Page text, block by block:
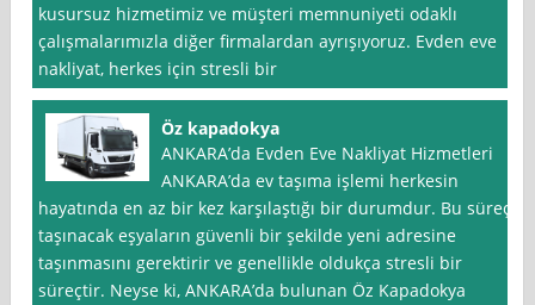
kusursuz hizmetimiz ve müşteri memnuniyeti odaklı
çalışmalarımızla diğer firmalardan ayrışıyoruz. Evden eve
nakliyat, herkes için stresli bir
Öz kapadokya
ANKARA’da Evden Eve Nakliyat Hizmetleri
ANKARA’da ev taşıma işlemi herkesin
hayatında en az bir kez karşılaştığı bir durumdur. Bu süreç,
taşınacak eşyaların güvenli bir şekilde yeni adresine
taşınmasını gerektirir ve genellikle oldukça stresli bir
süreçtir. Neyse ki, ANKARA’da bulunan Öz Kapadokya